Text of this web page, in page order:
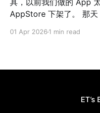
具，以前我们做的 App
AppStore 下架了。 那天，闲着无事，随手 Vibe Coding
情况都非常赞。 如果 10 年前我们做这么一个工具，估计
01 Apr 2026 1 min read
ET‘s